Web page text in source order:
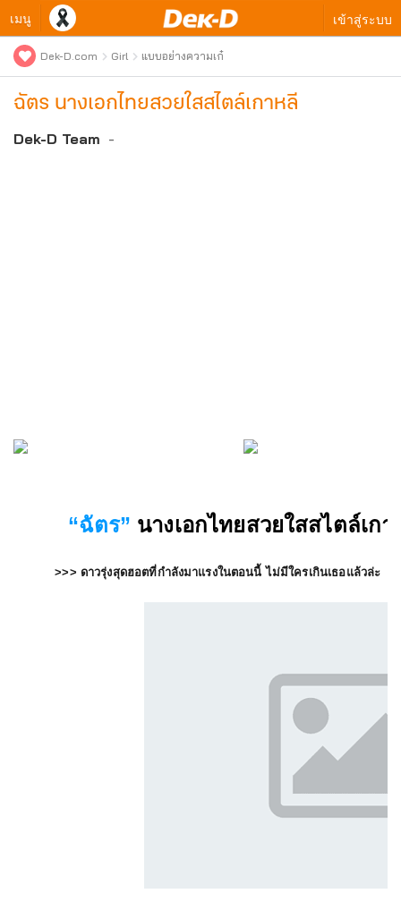
เมนู เข้าสู่ระบบ
Dek-D.com Girl แบบอย่างความเก๋
ฉัตร นางเอกไทยสวยใสสไตล์เกาหลี
Dek-D Team -
“ฉัตร” นางเอกไทยสวยใสสไตล์เกา
>>> ดาวรุ่งสุดฮอตที่กำลังมาแรงในตอนนี้ ไม่มีใครเกินเธอแล้วล่ะ